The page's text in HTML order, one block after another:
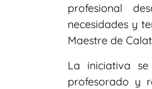
profesional
necesidades y
Maestre de
La iniciativa
profesorado y